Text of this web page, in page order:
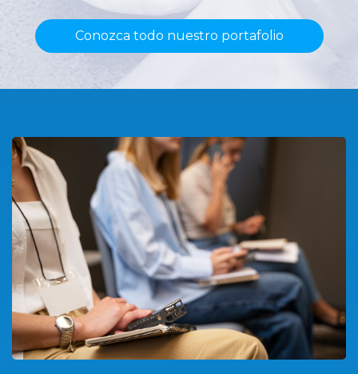
Conozca todo nuestro portafolio